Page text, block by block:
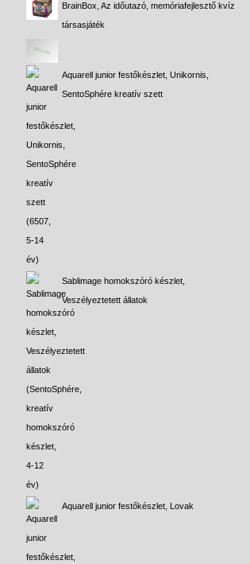
BrainBox, Az időutazó, memóriafejlesztő kvíz
társasjáték
Aquarell junior festőkészlet, Unikornis,
SentoSphére kreatív szett
Sablimage homokszóró készlet,
Veszélyeztetett állatok
Aquarell junior festőkészlet, Lovak